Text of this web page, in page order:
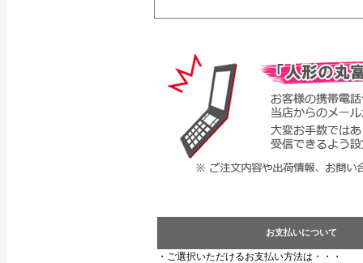
お支払いについて
・ご選択いただけるお支払い方法は・・・